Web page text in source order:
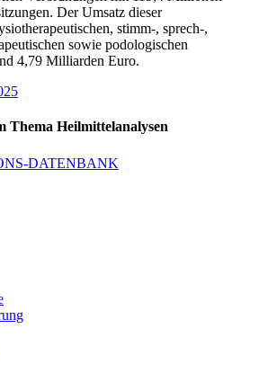
Der Umsatz dieser
stimm-, sprech-,
sowie podologischen
4,79 Milliarden Euro.
Thema Heilmittelanalysen
DATENBANK